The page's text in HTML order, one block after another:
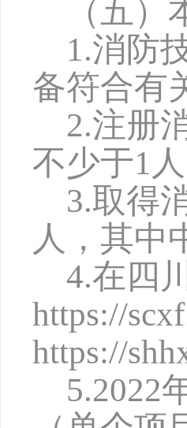
（五
1.消防
备符合有
2.注册
不少于1人
3.取得
人，其中
4.在四
https://
https://
5.2022